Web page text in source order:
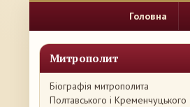
Головна
Митрополит
Біографія митрополита
Полтавського і Кременчуцького